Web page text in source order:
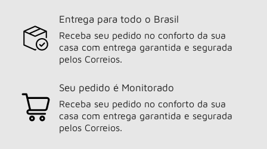
Entrega para todo o Brasil
Receba seu pedido no conforto da sua
casa com entrega garantida e segurada
pelos Correios.
Seu pedido é Monitorado
Receba seu pedido no conforto da sua
casa com entrega garantida e segurada
pelos Correios.